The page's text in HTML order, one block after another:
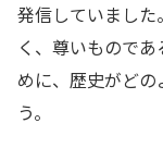
発信していまし
く、尊いもので
めに、歴史がど
う。